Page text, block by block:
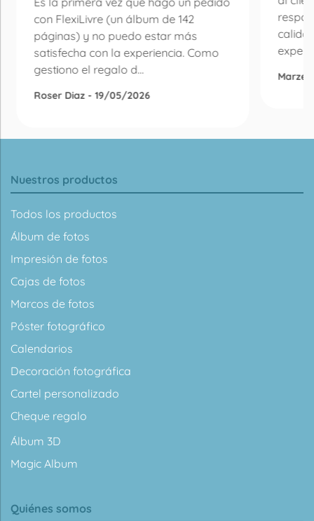
con FlexiLivre (un álbum de 142
páginas) y no puedo estar más
satisfecha con la experiencia. Como
gestiono el regalo d...
Roser Diaz - 19/05/2026
Nuestros productos
Todos los productos
Álbum de fotos
Impresión de fotos
Cajas de fotos
Marcos de fotos
Póster fotográfico
Calendarios
Decoración fotográfica
Cartel personalizado
Cheque regalo
Álbum 3D
Magic Album
Quiénes somos